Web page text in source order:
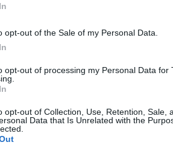
opt-out of the Sale of my Personal Data.
opt-out of processing my Personal Data for
opt-out of Collection, Use, Retention, Sale,
Data that Is Unrelated with the
zeneszerző nevével
szereplője a magyar jazz életnek. A
jelentetett meg: Better Tomorrow